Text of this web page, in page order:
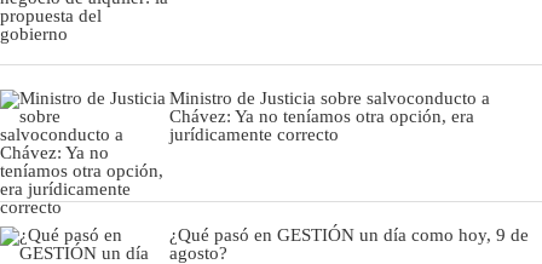
Ministro de Justicia sobre salvoconducto a
Chávez: Ya no teníamos otra opción, era
jurídicamente correcto
¿Qué pasó en GESTIÓN un día como hoy, 9 de
agosto?